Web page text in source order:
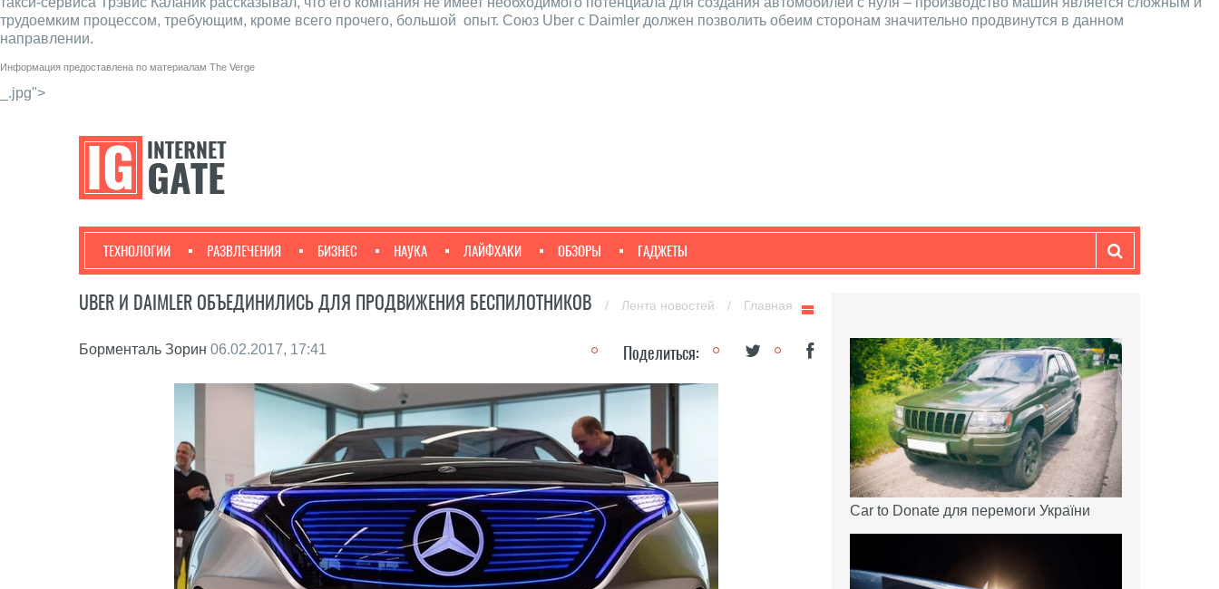
трудоемким процессом, требующим, кроме всего прочего, большой опыт. Союз Uber с Daimler должен позволить обеим сторонам значительно продвинутся в данном
направлении.
Информация предоставлена по материалам The Verge
_.jpg">
ТЕХНОЛОГИИ РАЗВЛЕЧЕНИЯ БИЗНЕС НАУКА ЛАЙФХАКИ ОБЗОРЫ ГАДЖЕТЫ
UBER И DAIMLER ОБЪЕДИНИЛИСЬ ДЛЯ ПРОДВИЖЕНИЯ БЕСПИЛОТНИКОВ / Лента новостей / Главная
Борменталь Зорин 06.02.2017, 17:41 Поделиться:
Car to Donate для перемоги України